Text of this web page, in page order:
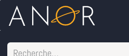
Se rendre au contenu